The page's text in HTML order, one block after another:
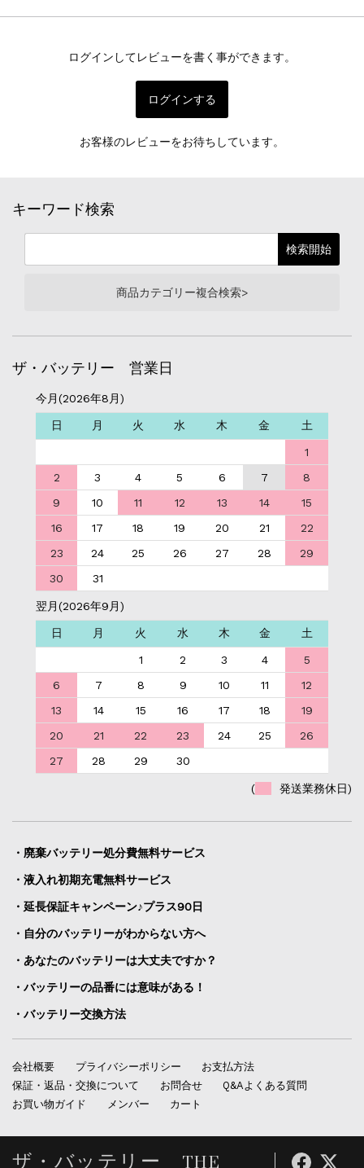
ログインしてレビューを書く事ができます。
ログインする
お客様のレビューをお待ちしています。
キーワード検索
商品カテゴリー複合検索>
ザ・バッテリー 営業日
今月(2026年8月)
日 月 火 水 木 金 土
1
2
3 4 5 6 7
8
9
10 11 12 13 14
15
16
17 18 19 20 21
22
23
24 25 26 27 28
29
30
31
翌月(2026年9月)
日 月 火 水 木 金 土
1 2 3 4
5
6
7 8 9 10 11
12
13
14 15 16 17 18
19
20
21 22 23 24 25
26
27
28 29 30
( 発送業務休日)
・廃棄バッテリー処分費無料サービス
・液入れ初期充電無料サービス
・延長保証キャンペーン♪プラス90日
・自分のバッテリーがわからない方へ
・あなたのバッテリーは大丈夫ですか？
・バッテリーの品番には意味がある！
・バッテリー交換方法
会社概要 プライバシーポリシー
お支払方法
保証・返品・交換について
お問合せ
Q&Aよくある質問
お買い物ガイド
メンバー カート